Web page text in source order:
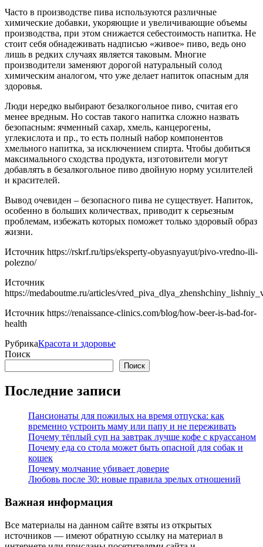
Часто в производстве пива используются различные
химические добавки, укоряющие и увеличивающие объемы
производства, при этом снижается себестоимость напитка. Не
стоит себя обнадеживать надписью «живое» пиво, ведь оно
лишь в редких случаях является таковым. Многие
производители заменяют дорогой натуральный солод
химическим аналогом, что уже делает напиток опасным для
здоровья.
Люди нередко выбирают безалкогольное пиво, считая его
менее вредным. Но состав такого напитка сложно назвать
безопасным: ячменный сахар, хмель, канцерогены,
углекислота и пр., то есть полный набор компонентов
хмельного напитка, за исключением спирта. Чтобы добиться
максимального сходства продукта, изготовители могут
добавлять в безалкогольное пиво двойную норму усилителей
и красителей.
Вывод очевиден – безопасного пива не существует. Напиток,
особенно в больших количествах, приводит к серьезным
проблемам, избежать которых поможет только здоровый образ
жизни.
Источник https://rskrf.ru/tips/eksperty-obyasnyayut/pivo-vredno-ili-
polezno/
Источник
https://medaboutme.ru/articles/
Источник https://renaissance-clinics.com/blog/how-beer-is-bad-for-
health
РубрикаКрасота и здоровье
Поиск
Поиск
Последние записи
Пансионаты для пожилых на время отпуска: как
временно устроить маму или папу и не переживать
Почему тёплый суп на завтрак лучше кофе с круассаном
Почему еда со стола может быть опасной для собак и
кошек
Почему молчание убивает доверие
Любовь после 30: новые правила зрелых отношений
Важная информация
Все материалы на данном сайте взяты из открытых
источников — имеют обратную ссылку на материал в